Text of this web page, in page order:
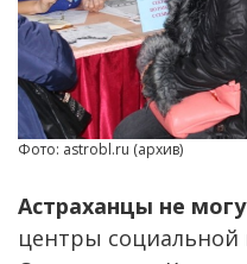
Фото: astrobl.ru (архив)
Астраханцы не
центры социальной